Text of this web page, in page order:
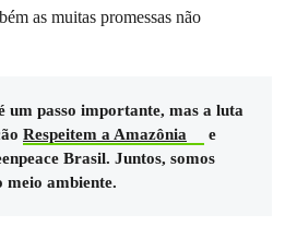
as muitas promessas não
um passo importante, mas a luta
Respeitem a Amazônia
e
Brasil. Juntos, somos
meio ambiente.